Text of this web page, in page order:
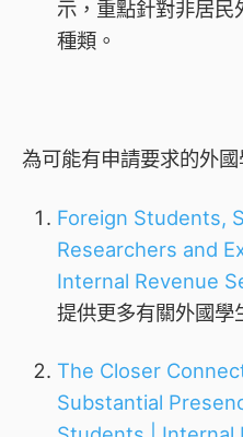
示，重點針對非居民
種類。
為可能有申請要求的外
Foreign Students,
Researchers and
Internal Revenue
提供更多有關外國學
The Closer
Substantial